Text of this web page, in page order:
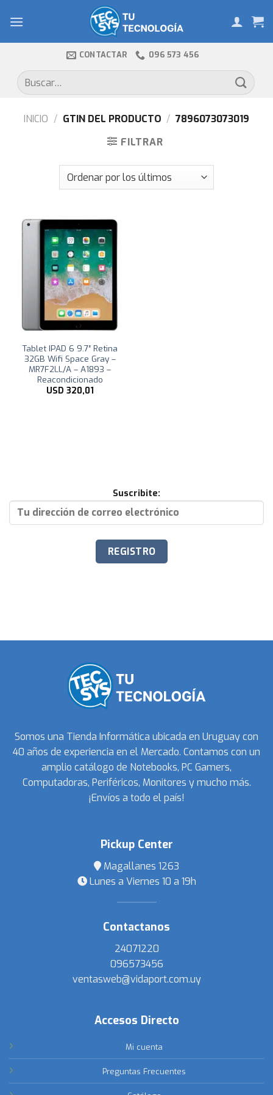
CONTACTAR 096 573 456
Buscar
por:
INICIO / GTIN DEL PRODUCTO / 7896073073019
FILTRAR
Tablet IPAD 6 9.7″ Retina
32GB Wifi Space Gray –
MR7F2LL/A – A1893 –
Reacondicionado
USD 320,01
Suscribite:
Somos una Tienda Informática ubicada en Uruguay con
40 años de experiencia en el Mercado. Contamos con un
amplio catálogo de Notebooks, PC Gamers,
Computadoras, Periféricos, Monitores y mucho más.
¡Envíos a todo el país!
Pickup Center
Magallanes 1263
Lunes a Viernes 10 a 19h
Contactanos
24071220
096573456
ventasweb@vidaport.com.uy
Accesos Directo
Mi cuenta
Preguntas Frecuentes